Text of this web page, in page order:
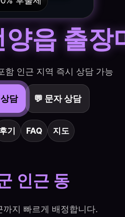
읍 출장
함 인근 지역 즉시 상담 가능
담 💬 문자 상담
후기 FAQ 지도
인근 동
까지 빠르게 배정합니다.